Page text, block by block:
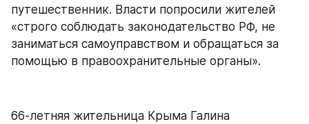
путешественник. Власти попросили жителей
«строго соблюдать законодательство РФ, не
заниматься самоуправством и обращаться за
помощью в правоохранительные органы».
66-летняя жительница Крыма Галина